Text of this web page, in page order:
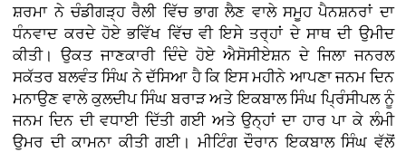
ਸ਼ਰਮਾ ਨੇ ਚੰਡੀਗੜ੍ਹ ਰੈਲੀ ਵਿੱਚ ਭਾਗ ਲੈਣ ਵਾਲੇ ਸਮੂਹ ਪੈਨਸ਼ਨਰਾਂ ਦਾ
ਧੰਨਵਾਦ ਕਰਦੇ ਹੋਏ ਭਵਿੱਖ ਵਿੱਚ ਵੀ ਇਸੇ ਤਰ੍ਹਾਂ ਦੇ ਸਾਥ ਦੀ ਉਮੀਦ
ਕੀਤੀ। ਉਕਤ ਜਾਣਕਾਰੀ ਦਿੰਦੇ ਹੋਏ ਐਸੋਸੀਏਸ਼ਨ ਦੇ ਜਿਲਾ ਜਨਰਲ
ਸਕੱਤਰ ਬਲਵੰਤ ਸਿੰਘ ਨੇ ਦੱਸਿਆ ਹੈ ਕਿ ਇਸ ਮਹੀਨੇ ਆਪਣਾ ਜਨਮ ਦਿਨ
ਮਨਾਉਣ ਵਾਲੇ ਕੁਲਦੀਪ ਸਿੰਘ ਬਰਾੜ ਅਤੇ ਇਕਬਾਲ ਸਿੰਘ ਪ੍ਰਿੰਸੀਪਲ ਨੂੰ
ਜਨਮ ਦਿਨ ਦੀ ਵਧਾਈ ਦਿੱਤੀ ਗਈ ਅਤੇ ਉਨ੍ਹਾਂ ਦਾ ਹਾਰ ਪਾ ਕੇ ਲੰਮੀ
ਉਮਰ ਦੀ ਕਾਮਨਾ ਕੀਤੀ ਗਈ। ਮੀਟਿੰਗ ਦੌਰਾਨ ਇਕਬਾਲ ਸਿੰਘ ਵੱਲੋਂ